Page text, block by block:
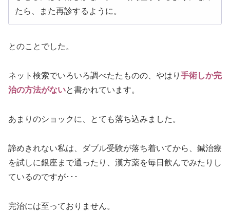
たら、また再診するように。
とのことでした。
ネット検索でいろいろ調べたたものの、やはり 手術しか完
治の方法がないと書かれています。
あまりのショックに、とても落ち込みました。
諦めきれない私は、ダブル受験が落ち着いてから、鍼治療
を試しに銀座まで通ったり、漢方薬を毎日飲んでみたりし
ているのですが･･･
完治には至っておりません。